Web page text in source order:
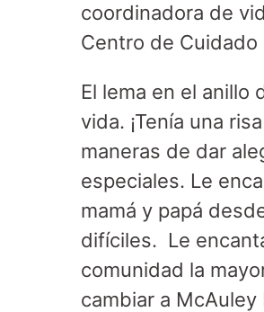
coordinadora de
Centro de Cuidado
El lema en el anillo
vida. ¡Tenía una
maneras de dar
especiales. Le
mamá y papá
difíciles. Le
comunidad la
cambiar a